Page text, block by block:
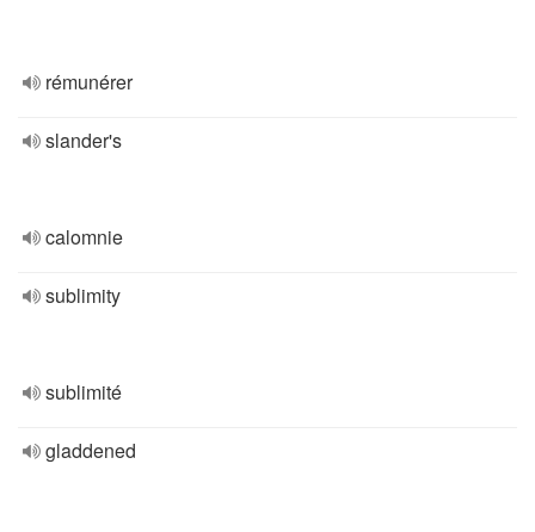
rémunérer
slander's
calomnie
sublimity
sublimité
gladdened